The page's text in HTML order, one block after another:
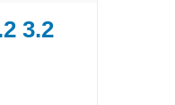
3.2